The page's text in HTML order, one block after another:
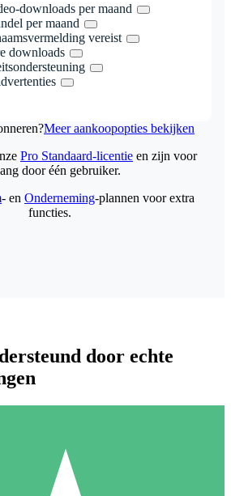
downloads per maand
per maand
vereist
downloads
Meer aankoopopties bekijken
Pro Standaard-licentie en zijn voor
door één gebruiker.
- en Onderneming-plannen voor extra
functies.
door echte